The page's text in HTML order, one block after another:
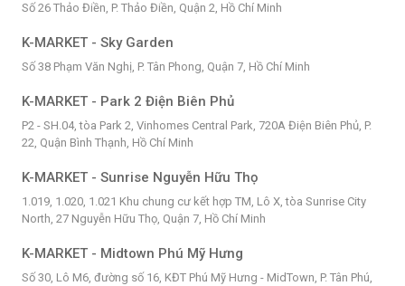
Số 26 Thảo Điền, P. Thảo Điền, Quận 2, Hồ Chí Minh
K-MARKET - Sky Garden
Số 38 Phạm Văn Nghị, P. Tân Phong, Quận 7, Hồ Chí Minh
K-MARKET - Park 2 Điện Biên Phủ
P2 - SH.04, tòa Park 2, Vinhomes Central Park, 720A Điện Biên Phủ, P.
22, Quận Bình Thạnh, Hồ Chí Minh
K-MARKET - Sunrise Nguyễn Hữu Thọ
1.019, 1.020, 1.021 Khu chung cư kết hợp TM, Lô X, tòa Sunrise City
North, 27 Nguyễn Hữu Thọ, Quận 7, Hồ Chí Minh
K-MARKET - Midtown Phú Mỹ Hưng
Số 30, Lô M6, đường số 16, KĐT Phú Mỹ Hưng - MidTown, P. Tân Phú,